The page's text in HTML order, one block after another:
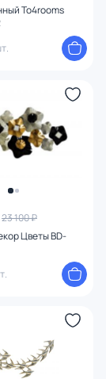
To4rooms
23 100 ₽
Цветы BD-